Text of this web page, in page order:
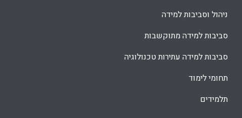
ניהול וסביבות למידה
סביבות למידה מתוקשבות
סביבות למידה עתירות טכנולוגיה
תחומי לימוד
תלמידים